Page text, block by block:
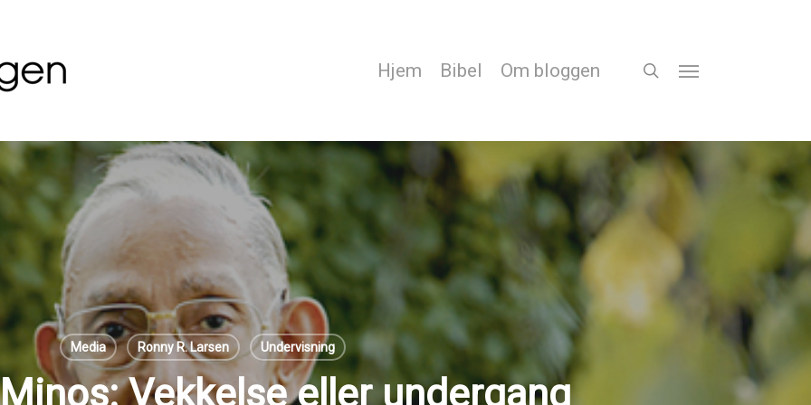
Hjem Bibel Om bloggen search
Menu
Media Ronny R. Larsen Undervisning
Vekkelse eller undergang